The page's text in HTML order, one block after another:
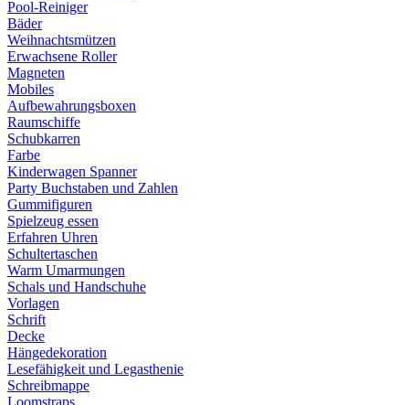
Pool-Reiniger
Bäder
Weihnachtsmützen
Erwachsene Roller
Magneten
Mobiles
Aufbewahrungsboxen
Raumschiffe
Schubkarren
Farbe
Kinderwagen Spanner
Party Buchstaben und Zahlen
Gummifiguren
Spielzeug essen
Erfahren Uhren
Schultertaschen
Warm Umarmungen
Schals und Handschuhe
Vorlagen
Schrift
Decke
Hängedekoration
Lesefähigkeit und Legasthenie
Schreibmappe
Loomstraps